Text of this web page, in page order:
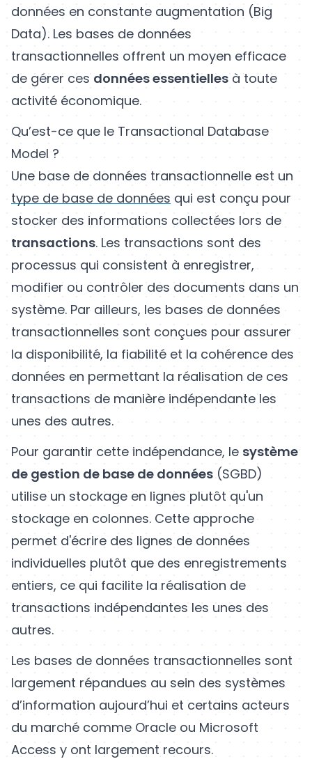
données en constante augmentation (Big
Data). Les bases de données
transactionnelles offrent un moyen efficace
de gérer ces données essentielles à toute
activité économique.
Qu’est-ce que le Transactional Database
Model ?
Une base de données transactionnelle est un
type de base de données qui est conçu pour
stocker des informations collectées lors de
transactions. Les transactions sont des
processus qui consistent à enregistrer,
modifier ou contrôler des documents dans un
système. Par ailleurs, les bases de données
transactionnelles sont conçues pour assurer
la disponibilité, la fiabilité et la cohérence des
données en permettant la réalisation de ces
transactions de manière indépendante les
unes des autres.
Pour garantir cette indépendance, le système
de gestion de base de données (SGBD)
utilise un stockage en lignes plutôt qu'un
stockage en colonnes. Cette approche
permet d'écrire des lignes de données
individuelles plutôt que des enregistrements
entiers, ce qui facilite la réalisation de
transactions indépendantes les unes des
autres.
Les bases de données transactionnelles sont
largement répandues au sein des systèmes
d’information aujourd’hui et certains acteurs
du marché comme Oracle ou Microsoft
Access y ont largement recours.